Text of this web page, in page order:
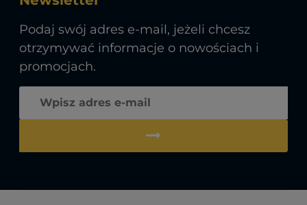
Podaj swój adres e-mail, jeżeli chcesz
otrzymywać informacje o nowościach i
promocjach.